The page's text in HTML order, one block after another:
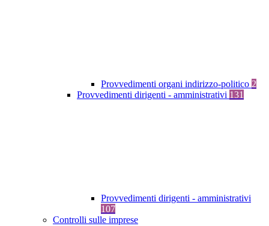
Provvedimenti organi indirizzo-politico 2
Provvedimenti dirigenti - amministrativi 131
Provvedimenti dirigenti - amministrativi
107
Controlli sulle imprese